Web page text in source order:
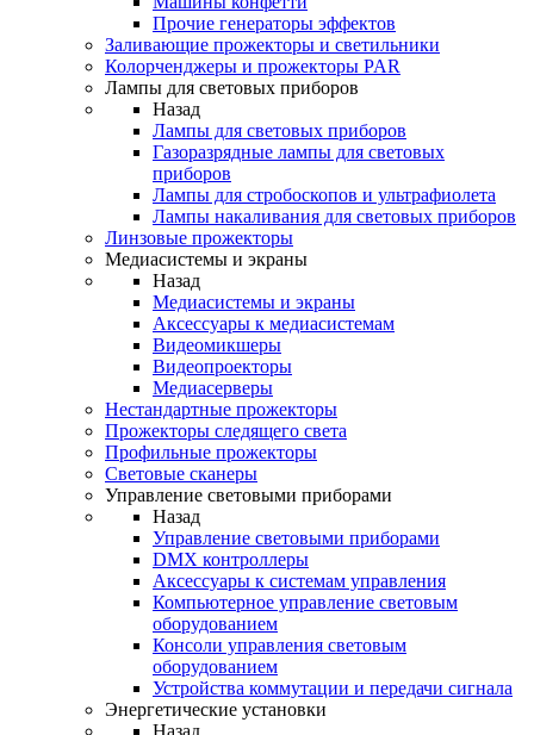
Прочие генераторы эффектов
Заливающие прожекторы и светильники
Колорченджеры и прожекторы PAR
Лампы для световых приборов
Назад
Лампы для световых приборов
Газоразрядные лампы для световых
приборов
Лампы для стробоскопов и ультрафиолета
Лампы накаливания для световых приборов
Линзовые прожекторы
Медиасистемы и экраны
Назад
Медиасистемы и экраны
Аксессуары к медиасистемам
Видеомикшеры
Видеопроекторы
Медиасерверы
Нестандартные прожекторы
Прожекторы следящего света
Профильные прожекторы
Световые сканеры
Управление световыми приборами
Назад
Управление световыми приборами
DMX контроллеры
Аксессуары к системам управления
Компьютерное управление световым
оборудованием
Консоли управления световым
оборудованием
Устройства коммутации и передачи сигнала
Энергетические установки
Назад